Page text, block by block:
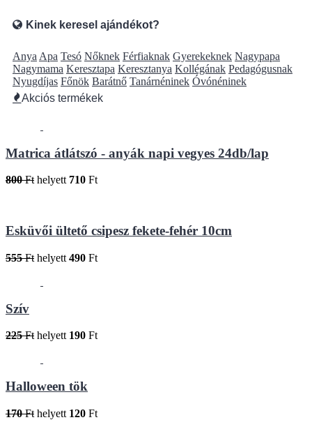
Kinek keresel ajándékot?
Anya Apa Tesó Nőknek Férfiaknak Gyerekeknek Nagypapa
Nagymama Keresztapa Keresztanya Kollégának Pedagógusnak
Nyugdíjas Főnök Barátnő Tanárnéninek Óvónéninek
Akciós termékek
Matrica átlátszó - anyák napi vegyes 24db/lap
800 Ft helyett 710 Ft
Esküvői ültető csipesz fekete-fehér 10cm
555 Ft helyett 490 Ft
Szív
225 Ft helyett 190 Ft
Halloween tök
170 Ft helyett 120 Ft